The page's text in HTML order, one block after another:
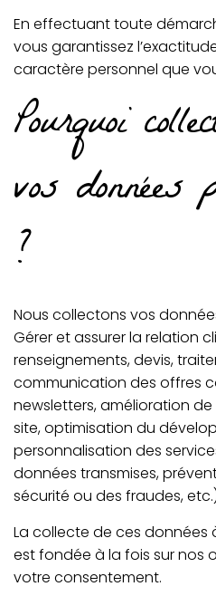
En effectuant toute
vous garantissez
caractère personnel que
Pourquoi
vos données
?
Nous collectons vos
Gérer et assurer la relation
renseignements, devis,
communication des offres
newsletters, amélioration
site, optimisation du
personnalisation des
données transmises,
sécurité ou des fraudes,
La collecte de ces données
est fondée à la fois sur nos
votre consentement.